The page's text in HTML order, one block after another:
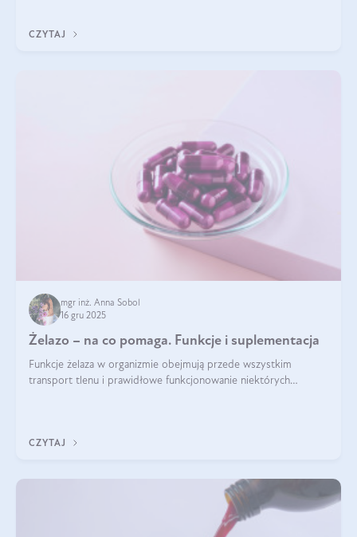
CZYTAJ
mgr inż. Anna Sobol
16 gru 2025
Żelazo – na co pomaga. Funkcje i suplementacja
Funkcje żelaza w organizmie obejmują przede wszystkim
transport tlenu i prawidłowe funkcjonowanie niektórych
CZYTAJ